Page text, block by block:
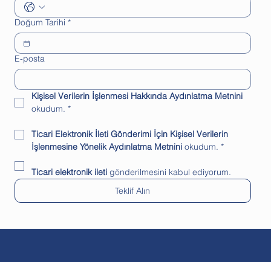
Doğum Tarihi *
E-posta
Kişisel Verilerin İşlenmesi Hakkında Aydınlatma Metnini
okudum. *
Ticari Elektronik İleti Gönderimi İçin Kişisel Verilerin
İşlenmesine Yönelik Aydınlatma Metnini okudum. *
Ticari elektronik ileti gönderilmesini kabul ediyorum.
Teklif Alın